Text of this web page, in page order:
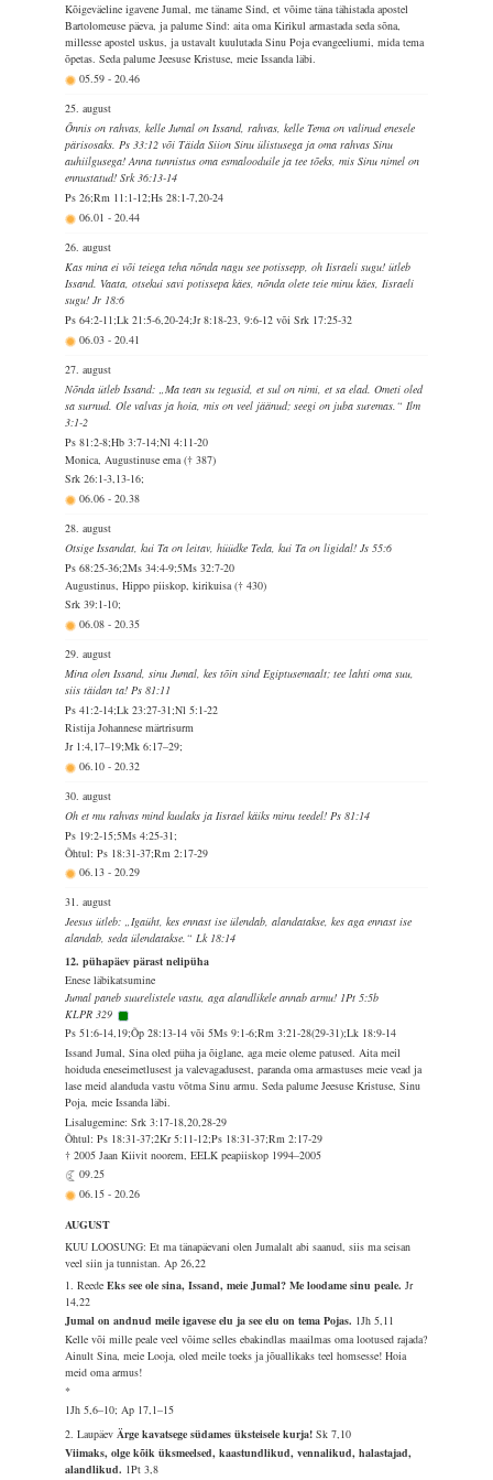
Kõigeväeline igavene Jumal, me täname Sind, et võime täna tähistada apostel
Bartolomeuse päeva, ja palume Sind: aita oma Kirikul armastada seda sõna,
millesse apostel uskus, ja ustavalt kuulutada Sinu Poja evangeeliumi, mida tema
õpetas. Seda palume Jeesuse Kristuse, meie Issanda läbi.
05.59-20.46
25. august
Õnnis on rahvas, kelle Jumal on Issand, rahvas, kelle Tema on valinud enesele
pärisosaks. Ps 33:12 või Täida Siion Sinu ülistusega ja oma rahvas Sinu
auhiilgusega! Anna tunnistus oma esmalooduile ja tee tõeks, mis Sinu nimel on
ennustatud! Srk 36:13-14
Ps 26;Rm 11:1-12;Hs 28:1-7,20-24
06.01-20.44
26. august
Kas mina ei või teiega teha nõnda nagu see potissepp, oh Iisraeli sugu! ütleb
Issand. Vaata, otsekui savi potissepa käes, nõnda olete teie minu käes, Iisraeli
sugu! Jr 18:6
Ps 64:2-11;Lk 21:5-6,20-24;Jr 8:18-23, 9:6-12 või Srk 17:25-32
06.03-20.41
27. august
Nõnda ütleb Issand: „Ma tean su tegusid, et sul on nimi, et sa elad. Ometi oled
sa surnud. Ole valvas ja hoia, mis on veel jäänud; seegi on juba suremas.“ Ilm
3:1-2
Ps 81:2-8;Hb 3:7-14;Nl 4:11-20
Monica, Augustinuse ema († 387)
Srk 26:1-3,13-16;
06.06-20.38
28. august
Otsige Issandat, kui Ta on leitav, hüüdke Teda, kui Ta on ligidal! Js 55:6
Ps 68:25-36;2Ms 34:4-9;5Ms 32:7-20
Augustinus, Hippo piiskop, kirikuisa († 430)
Srk 39:1-10;
06.08-20.35
29. august
Mina olen Issand, sinu Jumal, kes tõin sind Egiptusemaalt; tee lahti oma suu,
siis täidan ta! Ps 81:11
Ps 41:2-14;Lk 23:27-31;Nl 5:1-22
Ristija Johannese märtrisurm
Jr 1:4,17–19;Mk 6:17–29;
06.10-20.32
30. august
Oh et mu rahvas mind kuulaks ja Iisrael käiks minu teedel! Ps 81:14
Ps 19:2-15;5Ms 4:25-31;
Õhtul: Ps 18:31-37;Rm 2:17-29
06.13-20.29
31. august
Jeesus ütleb: „Igaüht, kes ennast ise ülendab, alandatakse, kes aga ennast ise
alandab, seda ülendatakse.“ Lk 18:14
12. pühapäev pärast nelipüha
Enese läbikatsumine
Jumal paneb suurelistele vastu, aga alandlikele annab armu! 1Pt 5:5b
KLPR 329
Ps 51:6-14,19;Õp 28:13-14 või 5Ms 9:1-6;Rm 3:21-28(29-31);Lk 18:9-14
Issand Jumal, Sina oled püha ja õiglane, aga meie oleme patused. Aita meil
hoiduda eneseimetlusest ja valevagadusest, paranda oma armastuses meie vead ja
lase meid alanduda vastu võtma Sinu armu. Seda palume Jeesuse Kristuse, Sinu
Poja, meie Issanda läbi.
Lisalugemine: Srk 3:17-18,20,28-29
Õhtul: Ps 18:31-37;2Kr 5:11-12;Ps 18:31-37;Rm 2:17-29
† 2005 Jaan Kiivit noorem, EELK peapiiskop 1994–2005
09.25
06.15-20.26
AUGUST
KUU LOOSUNG: Et ma tänapäevani olen Jumalalt abi saanud, siis ma seisan
veel siin ja tunnistan.Ap 26,22
1. ReedeEks see ole sina, Issand, meie Jumal? Me loodame sinu peale.Jr
14,22
Jumal on andnud meile igavese elu ja see elu on tema Pojas. 1Jh 5,11
Kelle või mille peale veel võime selles ebakindlas maailmas oma lootused rajada?
Ainult Sina, meie Looja, oled meile toeks ja jõuallikaks teel homsesse! Hoia
meid oma armus!
*
1Jh 5,6–10; Ap 17,1–15
2. LaupäevÄrge kavatsege südames üksteisele kurja!Sk 7,10
Viimaks, olge kõik üksmeelsed, kaastundlikud, vennalikud, halastajad,
alandlikud. 1Pt 3,8